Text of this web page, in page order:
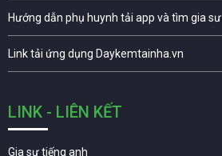
Hướng dẫn phụ huynh tải app và tìm gia sư
Link tải ứng dụng Daykemtainha.vn
LINK - LIÊN KẾT
Gia sư tiếng anh